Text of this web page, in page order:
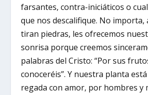
farsantes, contra-iniciáticos o
que nos descalifique. No importa,
tiran piedras, les ofrecemos
sonrisa porque creemos
palabras del Cristo: “Por sus
conoceréis”. Y nuestra planta
regada con amor, por hombres y